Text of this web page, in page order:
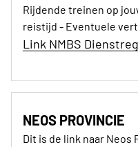
Rijdende treinen op
reistijd - Eventuele
Link NMBS
NEOS PROVINCIE
Dit is de link naar Neos